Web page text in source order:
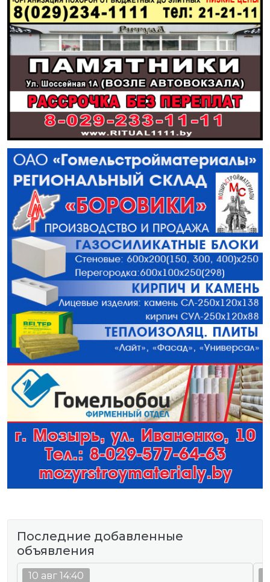
Последние добавленные
объявления
10 авг 14:40